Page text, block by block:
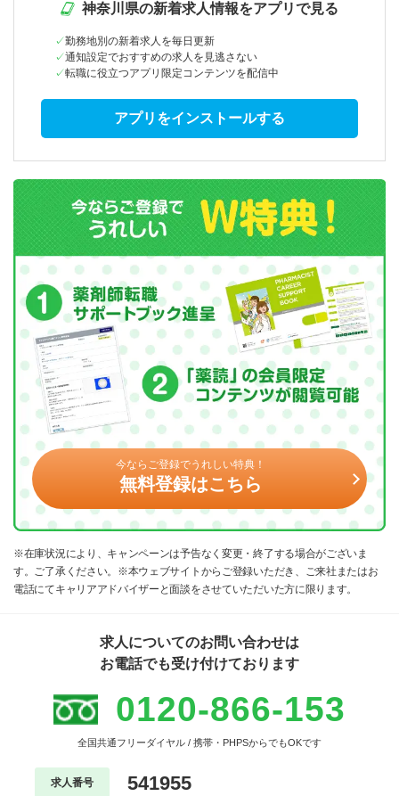
神奈川県の新着求人情報をアプリで見る
勤務地別の新着求人を毎日更新
通知設定でおすすめの求人を見逃さない
転職に役立つアプリ限定コンテンツを配信中
アプリをインストールする
今ならご登録でうれしい特典！
無料登録はこちら
※在庫状況により、キャンペーンは予告なく変更・終了する場合がございま
す。ご了承ください。※本ウェブサイトからご登録いただき、ご来社またはお
電話にてキャリアアドバイザーと面談をさせていただいた方に限ります。
求人についてのお問い合わせは
お電話でも受け付けております
0120-866-153
全国共通フリーダイヤル / 携帯・PHPSからでもOKです
求人番号 541955